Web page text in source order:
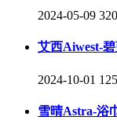
2024-05-09 320
艾西Aiwest-
2024-10-01 125
雪晴Astra-浴